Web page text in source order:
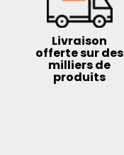
Livraison
offerte sur des
milliers de
produits